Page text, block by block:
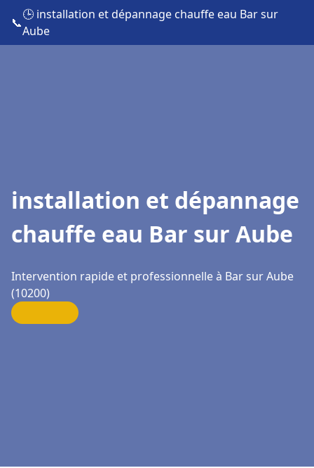
📞
🕒 installation et dépannage chauffe eau Bar sur
Aube
installation et dépannage
chauffe eau Bar sur Aube
Intervention rapide et professionnelle à Bar sur Aube
(10200)